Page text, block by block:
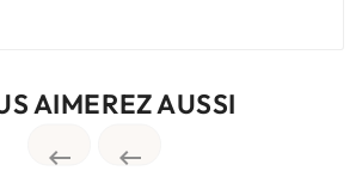
AIMEREZ AUSSI
 